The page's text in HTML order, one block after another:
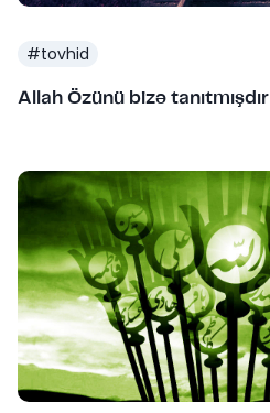
#tovhid
Allah Özünü bizə tanıtmışdır